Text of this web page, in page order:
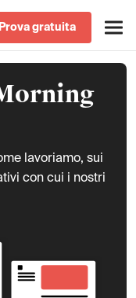
Prova gratuita
lavoriamo, sui
con cui i nostri